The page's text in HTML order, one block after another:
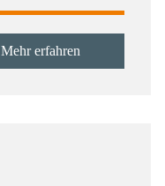
Mehr erfahren